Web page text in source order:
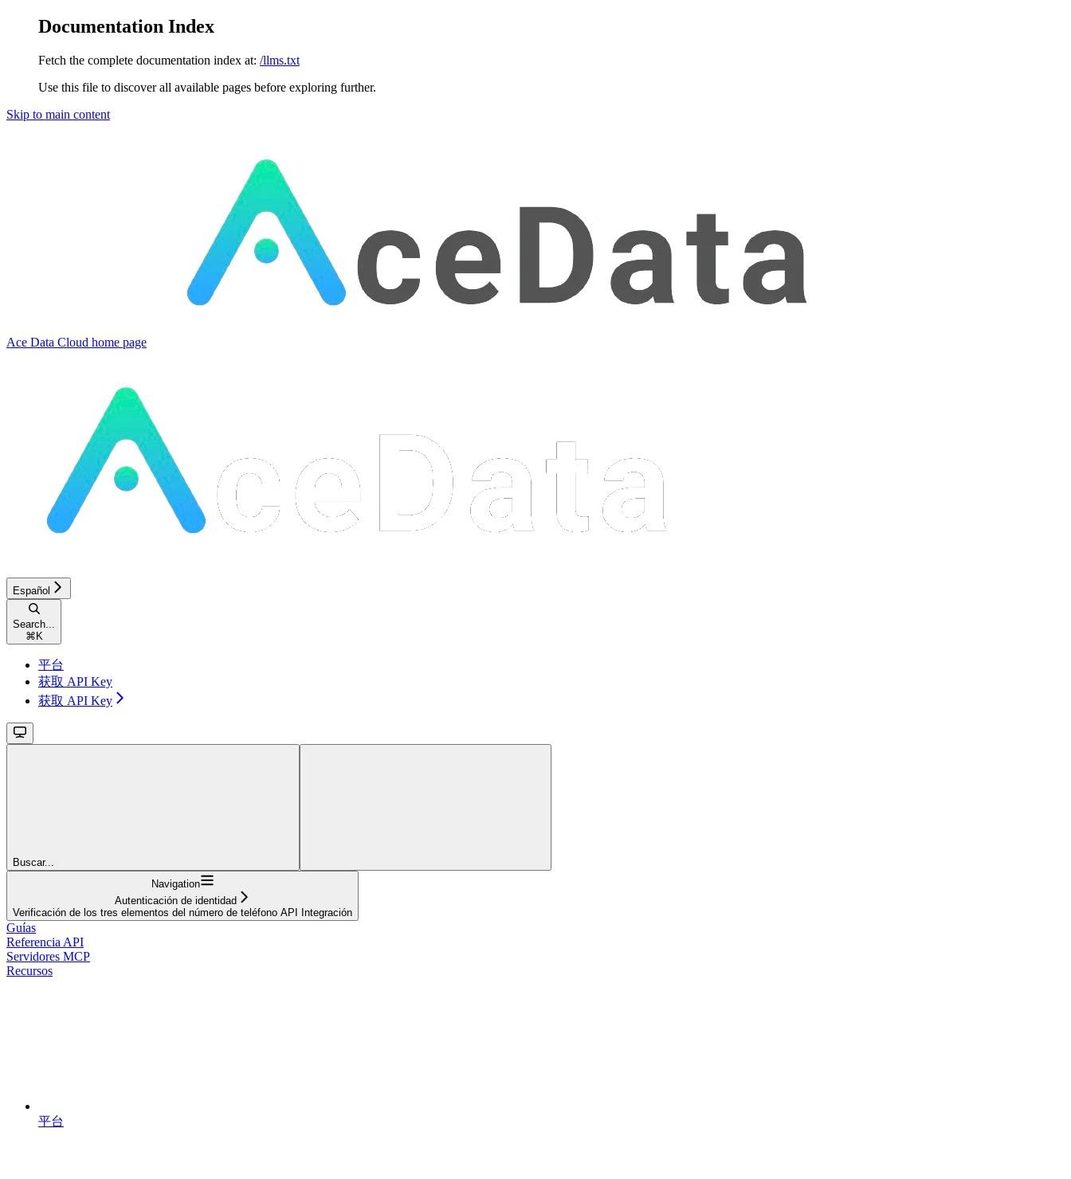
Documentation Index
Fetch the complete documentation index at: /llms.txt
Use this file to discover all available pages before exploring further.
Skip to main content
Ace Data Cloud home page
Español
Search...
⌘ K
平台
获取 API Key
获取 API Key
Buscar...
Navigation
Autenticación de identidad
Verificación de los tres elementos del número de teléfono API Integración
Guías
Referencia API
Servidores MCP
Recursos
平台